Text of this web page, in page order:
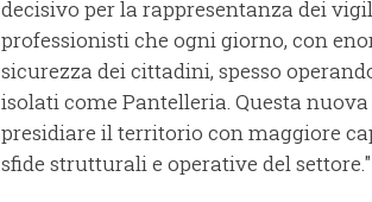
decisivo per la rappresentanza dei
professionisti che ogni giorno, con
sicurezza dei cittadini, spesso
isolati come Pantelleria. Questa
presidiare il territorio con maggiore
sfide strutturali e operative del settore."